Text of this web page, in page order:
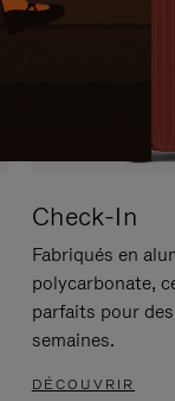
Check-In
Fabriqués en
polycarbonate,
parfaits pour
semaines.
DÉCOUVRIR